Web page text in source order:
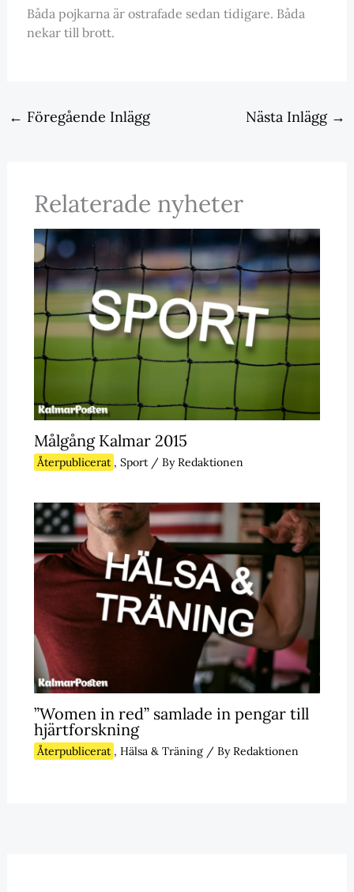
Båda pojkarna är ostrafade sedan tidigare. Båda
nekar till brott.
← Föregående Inlägg Nästa Inlägg →
Relaterade nyheter
Målgång Kalmar 2015
Återpublicerat , Sport/ ByRedaktionen
”Women in red” samlade in pengar till
hjärtforskning
Återpublicerat , Hälsa & Träning/ ByRedaktionen